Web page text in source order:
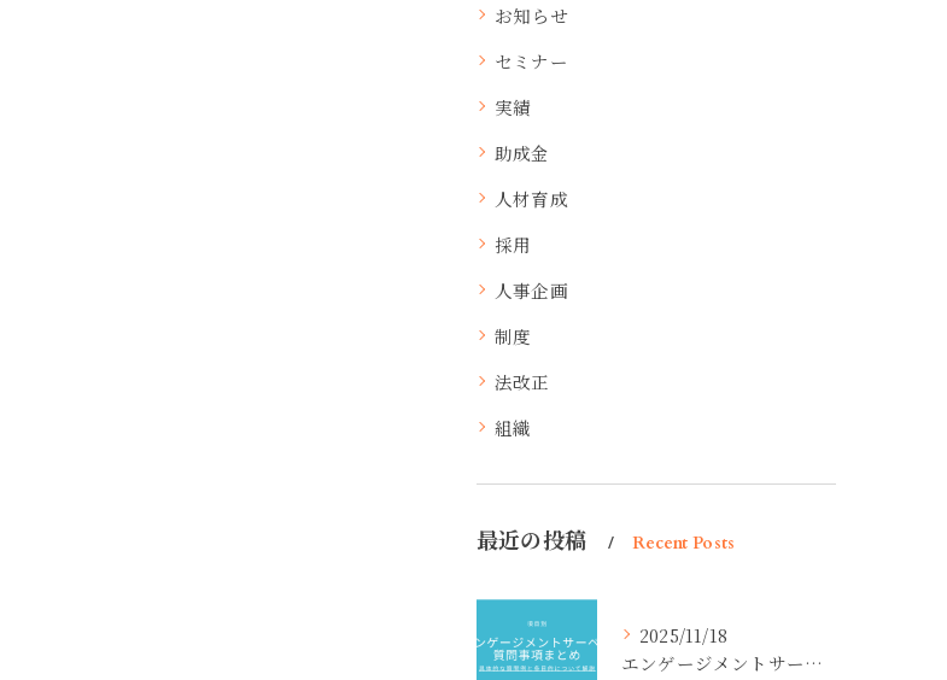
お知らせ
セミナー
実績
助成金
人材育成
採用
人事企画
制度
法改正
組織
最近の投稿 Recent Posts
2025/11/18
エンゲージメントサーベイ質問事項まとめ【項目別】具体的な質問例と各目的について解説